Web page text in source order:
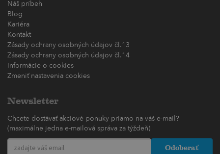
Náš príbeh
Blog
Kariéra
Kontakt
Zásady ochrany osobných údajov čl.13
Zásady ochrany osobných údajov čl.14
Informácie o cookies
Zmeniť nastavenia cookies
Newsletter
Chcete dostávať akciové ponuky priamo na váš e-mail?
(maximálne jedna e-mailová správa za týždeň)
Odoberať